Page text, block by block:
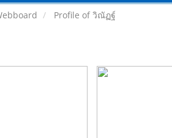
Profile of วิณัฏฐ์